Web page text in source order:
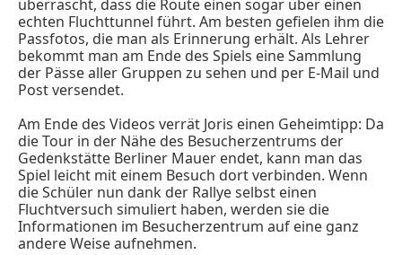
überrascht, dass die Route einen sogar über einen
echten Fluchttunnel führt. Am besten gefielen ihm die
Passfotos, die man als Erinnerung erhält. Als Lehrer
bekommt man am Ende des Spiels eine Sammlung
der Pässe aller Gruppen zu sehen und per E-Mail und
Post versendet.
Am Ende des Videos verrät Joris einen Geheimtipp: Da
die Tour in der Nähe des Besucherzentrums der
Gedenkstätte Berliner Mauer endet, kann man das
Spiel leicht mit einem Besuch dort verbinden. Wenn
die Schüler nun dank der Rallye selbst einen
Fluchtversuch simuliert haben, werden sie die
Informationen im Besucherzentrum auf eine ganz
andere Weise aufnehmen.